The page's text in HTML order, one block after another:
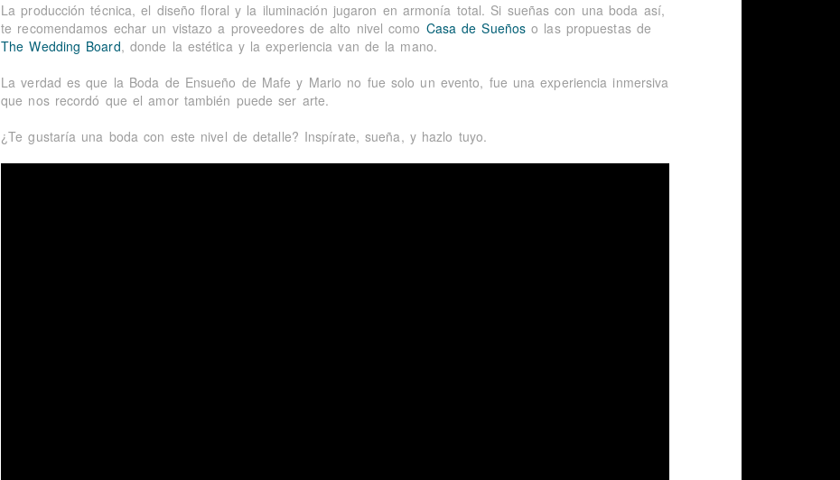
La producción técnica, el diseño floral y la iluminación jugaron en armonía total. Si sueñas con una boda así,
te recomendamos echar un vistazo a proveedores de alto nivel como Casa de Sueños o las propuestas de
The Wedding Board, donde la estética y la experiencia van de la mano.
La verdad es que la Boda de Ensueño de Mafe y Mario no fue solo un evento, fue una experiencia inmersiva
que nos recordó que el amor también puede ser arte.
¿Te gustaría una boda con este nivel de detalle? Inspírate, sueña, y hazlo tuyo.